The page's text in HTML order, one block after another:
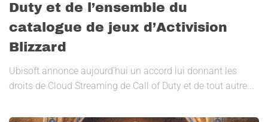
Duty et de l’ensemble du
catalogue de jeux d’Activision
Blizzard
Ubisoft annonce aujourd’hui un accord lui donnant les
droits de Cloud Streaming de Call of Duty et de tout autre...